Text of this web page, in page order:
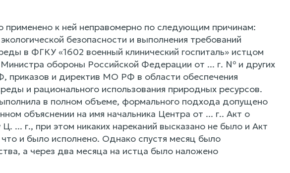
применено к ней неправомерно по следующим причинам:
безопасности и выполнения требований
в ФГКУ «1602 военный клинический госпиталь» истцом
обороны Российской Федерации от ... г. № и других
приказов и директив МО РФ в области обеспечения
и рационального использования природных ресурсов.
в полном объеме, формального подхода допущено
объяснении на имя начальника Центра от ... г.. Акт о
... г., при этом никаких нареканий высказано не было и Акт
и было исполнено. Однако спустя месяц было
а через два месяца на истца было наложено